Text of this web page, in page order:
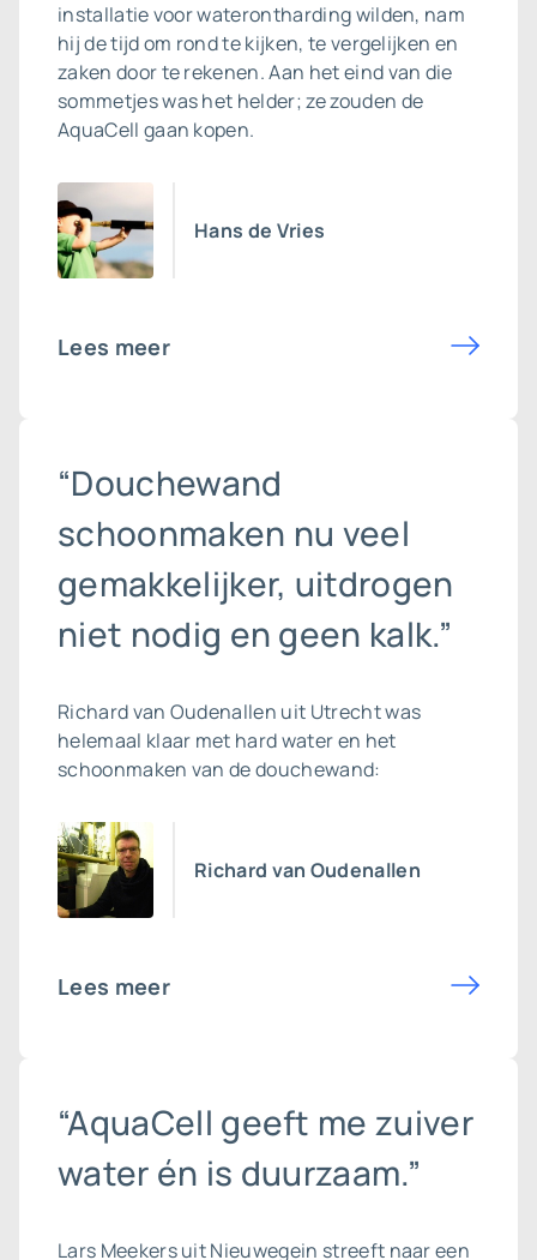
installatie voor waterontharding wilden, nam
hij de tijd om rond te kijken, te vergelijken en
zaken door te rekenen. Aan het eind van die
sommetjes was het helder; ze zouden de
AquaCell gaan kopen.
Hans de Vries
Lees meer
“Douchewand
schoonmaken nu veel
gemakkelijker, uitdrogen
niet nodig en geen kalk.”
Richard van Oudenallen uit Utrecht was
helemaal klaar met hard water en het
schoonmaken van de douchewand:
Richard van Oudenallen
Lees meer
“AquaCell geeft me zuiver
water én is duurzaam.”
Lars Meekers uit Nieuwegein streeft naar een